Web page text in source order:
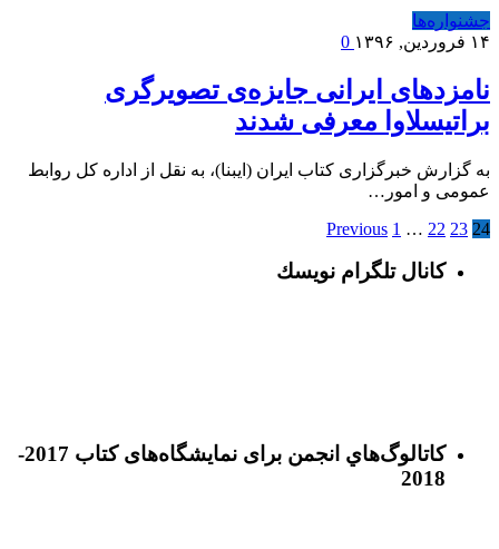
جشنواره‌ها
۱۴ فروردین, ۱۳۹۶
نامزدهای ایرانی جایزه‌ی تصویرگری
براتیسلاوا معرفی شدند
به گزارش خبرگزاری کتاب ایران (ایبنا)، به نقل از اداره کل روابط
عمومی و امور…
Previous 1 … 22 23 24
كانال تلگرام نويسك
كاتالوگ‌هاي انجمن برای نمايشگاه‌های كتاب 2017-
2018